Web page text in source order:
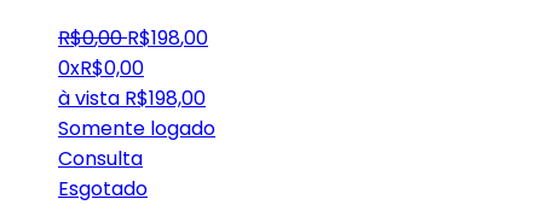
R$0,00 R$198,00
0xR$0,00
à vista R$198,00
Somente logado
Consulta
Esgotado